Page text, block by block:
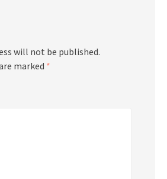
will not be published.
marked *